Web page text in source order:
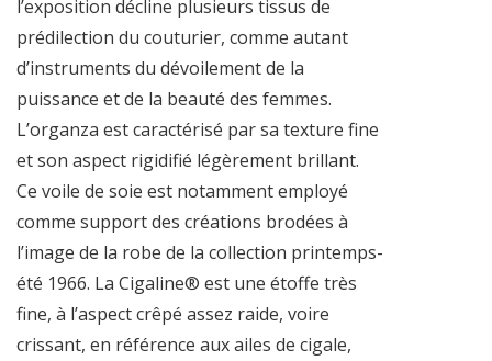
l’exposition décline plusieurs tissus de
prédilection du couturier, comme autant
d’instruments du dévoilement de la
puissance et de la beauté des femmes.
L’organza est caractérisé par sa texture fine
et son aspect rigidifié légèrement brillant.
Ce voile de soie est notamment employé
comme support des créations brodées à
l’image de la robe de la collection printemps-
été 1966. La Cigaline® est une étoffe très
fine, à l’aspect crêpé assez raide, voire
crissant, en référence aux ailes de cigale,